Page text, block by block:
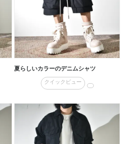
夏らしいカラーのデニムシャツ
クイックビュー